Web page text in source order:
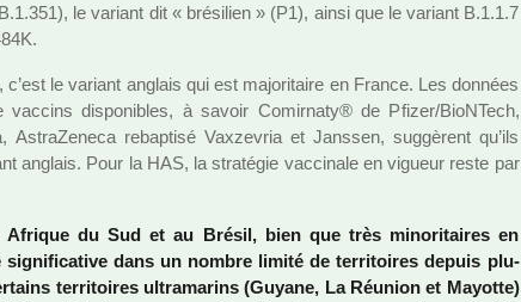
le variant dit « bré­si­lien » (P1), ainsi que le variant B.1.1.7
le variant anglais qui est majo­ri­taire en France. Les don­nées
vac­cins dis­po­ni­bles, à savoir Comirnaty® de Pfizer/BioNTech,
AstraZeneca rebap­tisé Vaxzevria et Janssen, sug­gè­rent qu’ils
anglais. Pour la HAS, la stra­té­gie vac­ci­nale en vigueur reste par
Afrique du Sud et au Brésil, bien que très mino­ri­tai­res en
signi­fi­ca­tive dans un nombre limité de ter­ri­toi­res depuis plu­
ter­ri­toi­res ultra­ma­rins (Guyane, La Réunion et Mayotte)